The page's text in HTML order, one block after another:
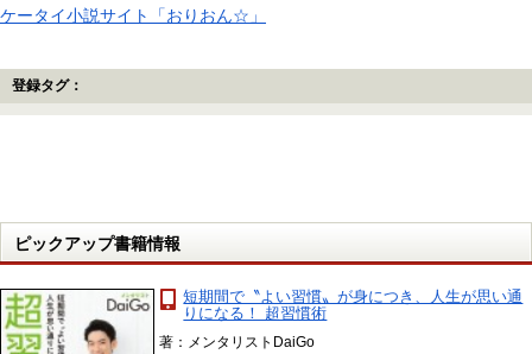
ケータイ小説サイト「おりおん☆」
登録タグ：
ピックアップ書籍情報
短期間で〝よい習慣〟が身につき、人生が思い通
りになる！ 超習慣術
著：メンタリストDaiGo